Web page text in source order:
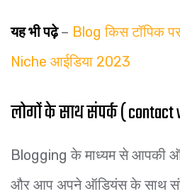
यह भी पढ़े– Blog किस टॉपिक पर
Niche आईडिया 2023
लोगों के साथ संपर्क ( contact
Blogging के माध्यम से आपकी
और आप अपने ऑडियंस के साथ